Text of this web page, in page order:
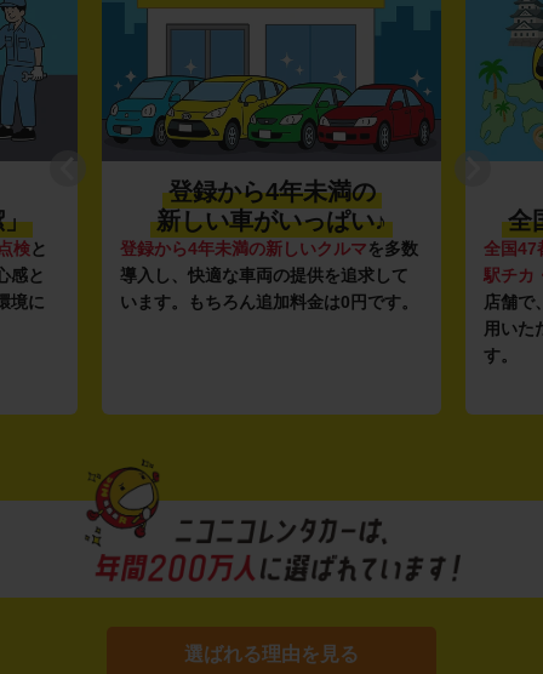
」
検と
感と
境に
登録から4年未満の
新しい車がいっぱい♪
登録から4年未満の新しいクルマを多数
導入し、快適な車両の提供を追求して
います。もちろん追加料金は0円です。
全
全国47
駅チカ
店舗で
用いた
す。
選ばれる理由を見る